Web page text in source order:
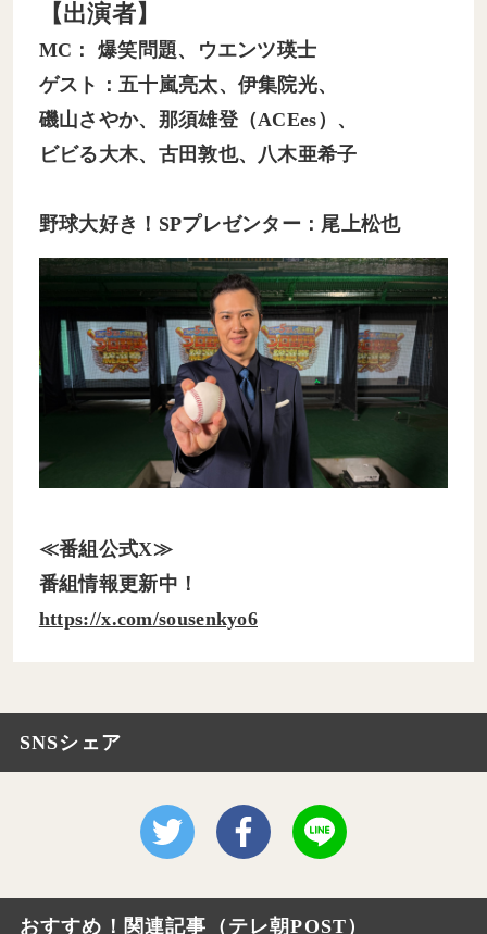
【出演者】
MC： 爆笑問題、ウエンツ瑛士
ゲスト：五十嵐亮太、伊集院光、
磯山さやか、那須雄登（ACEes）、
ビビる大木、古田敦也、八木亜希子
野球大好き！SPプレゼンター：尾上松也
≪番組公式X≫
番組情報更新中！
https://x.com/sousenkyo6
SNSシェア
おすすめ！関連記事（テレ朝POST）